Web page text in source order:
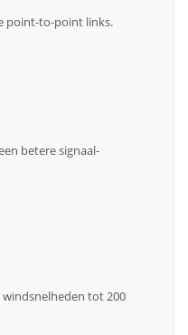
point-to-point links.
betere signaal-
tot 200